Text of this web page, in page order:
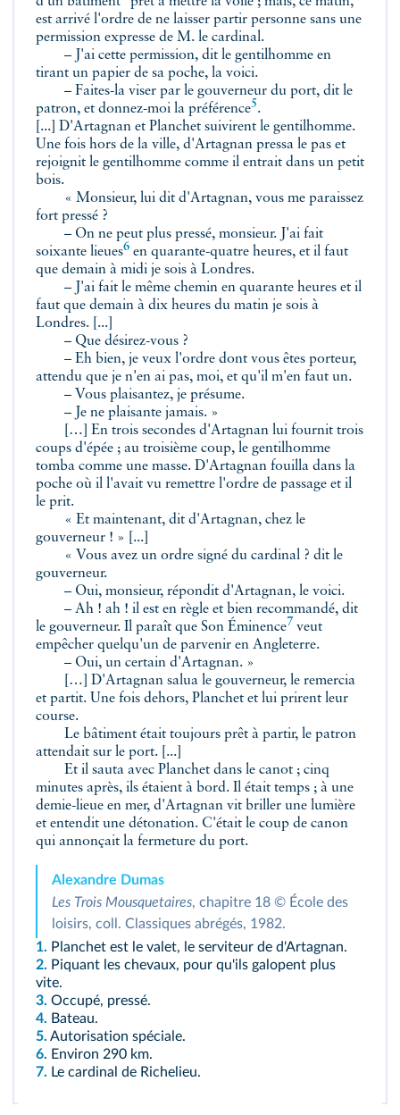
est arrivé l'ordre de ne laisser partir personne sans une
permission expresse de M. le cardinal.
– J'ai cette permission, dit le gentilhomme en
tirant un papier de sa poche, la voici.
– Faites-la viser par le gouverneur du port, dit le
patron, et donnez-moi la préférence5.
[...] D'Artagnan et Planchet suivirent le gentilhomme.
Une fois hors de la ville, d'Artagnan pressa le pas et
rejoignit le gentilhomme comme il entrait dans un petit
bois.
« Monsieur, lui dit d'Artagnan, vous me paraissez
fort pressé ?
– On ne peut plus pressé, monsieur. J'ai fait
soixante lieues6 en quarante-quatre heures, et il faut
que demain à midi je sois à Londres.
– J'ai fait le même chemin en quarante heures et il
faut que demain à dix heures du matin je sois à
Londres. [...]
– Que désirez-vous ?
– Eh bien, je veux l'ordre dont vous êtes porteur,
attendu que je n'en ai pas, moi, et qu'il m'en faut un.
– Vous plaisantez, je présume.
– Je ne plaisante jamais. »
[…] En trois secondes d'Artagnan lui fournit trois
coups d'épée ; au troisième coup, le gentilhomme
tomba comme une masse. D'Artagnan fouilla dans la
poche où il l'avait vu remettre l'ordre de passage et il
le prit.
« Et maintenant, dit d'Artagnan, chez le
gouverneur ! » [...]
« Vous avez un ordre signé du cardinal ? dit le
gouverneur.
– Oui, monsieur, répondit d'Artagnan, le voici.
– Ah ! ah ! il est en règle et bien recommandé, dit
le gouverneur. Il paraît que Son Éminence7 veut
empêcher quelqu'un de parvenir en Angleterre.
– Oui, un certain d'Artagnan. »
[…] D'Artagnan salua le gouverneur, le remercia
et partit. Une fois dehors, Planchet et lui prirent leur
course.
Le bâtiment était toujours prêt à partir, le patron
attendait sur le port. [...]
Et il sauta avec Planchet dans le canot ; cinq
minutes après, ils étaient à bord. Il était temps ; à une
demie-lieue en mer, d'Artagnan vit briller une lumière
et entendit une détonation. C'était le coup de canon
qui annonçait la fermeture du port.
Alexandre Dumas
Les Trois Mousquetaires, chapitre 18 © École des
loisirs, coll. Classiques abrégés, 1982.
1. Planchet est le valet, le serviteur de d'Artagnan.
2. Piquant les chevaux, pour qu'ils galopent plus
vite.
3. Occupé, pressé.
4. Bateau.
5. Autorisation spéciale.
6. Environ 290 km.
7. Le cardinal de Richelieu.